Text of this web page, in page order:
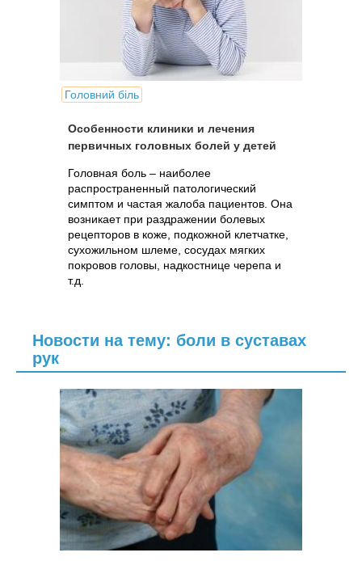
Головний біль
Особенности клиники и лечения
первичных головных болей у детей
Головная боль – наиболее
распространенный патологический
симптом и частая жалоба пациентов. Она
возникает при раздражении болевых
рецепторов в коже, подкожной клетчатке,
сухожильном шлеме, сосудах мягких
покровов головы, надкостнице черепа и
т.д.
Новости на тему: боли в суставах
рук